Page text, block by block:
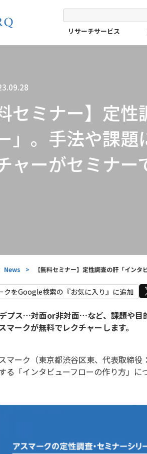
リサーチサービス
セミナー】定
」。手法や課
ャーがセミナー
News > 【無料セミナー】定性調査の肝「イン
クをGoogle検索の『お気に入り』に追加
プス…対面or非対面…など、課題や目
マークが無料でレクチャーします。
マーク（東京都渋谷区東、代表取締
る「インタビューフローの作り方」